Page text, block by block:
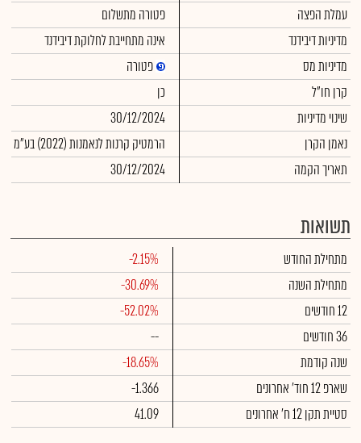
עמלת הפצה
פטורה מתשלום
מדיניות דיבידנד
אינה מתחייבת לחלוקת דיבידנד
מדיניות מס
פטורה
קרן חו"ל
כן
שינוי מדיניות
30/12/2024
נאמן הקרן
הרמטיק קרנות לנאמנות (2022) בע"מ
תאריך הקמה
30/12/2024
תשואות
מתחילת החודש
-2.15%
מתחילת השנה
-30.69%
12 חודשים
-52.02%
36 חודשים
--
שנה קודמת
-18.65%
שארפ 12 חוד' אחרונים
-1.366
סטיית תקן 12 ח' אחרונים
41.09